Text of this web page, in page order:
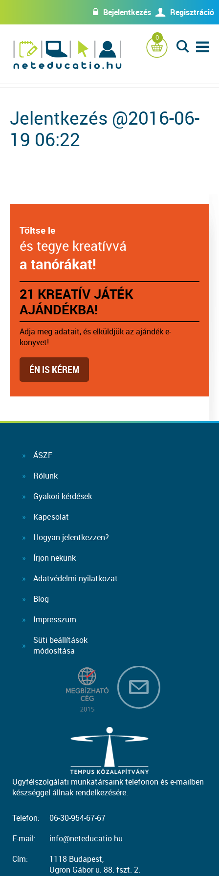
w Bejelentkezés U Regisztráció
0
L
Jelentkezés @2016-06-
19 06:22
Töltse le
és tegye kreatívvá
a tanórákat!
21 KREATÍV JÁTÉK
AJÁNDÉKBA!
Adja meg adatait, és elküldjük az ajándék e-
könyvet!
ÉN IS KÉREM
ÁSZF
Rólunk
Gyakori kérdések
Kapcsolat
Hogyan jelentkezzen?
Írjon nekünk
Adatvédelmi nyilatkozat
Blog
Impresszum
Süti beállítások
módosítása
Ügyfélszolgálati munkatársaink telefonon és e-mailben
készséggel állnak rendelkezésére.
Telefon:
06-30-954-67-67
E-mail:
info@neteducatio.hu
Cím:
1118 Budapest,
Ugron Gábor u. 88. fszt. 2.